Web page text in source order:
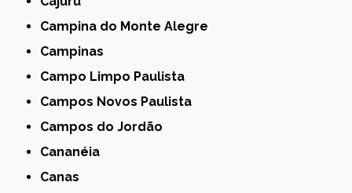
Campina do Monte Alegre
Campinas
Campo Limpo Paulista
Campos Novos Paulista
Campos do Jordão
Cananéia
Canas